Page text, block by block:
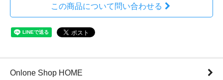
この商品について問い合わせる
Onlone Shop HOME